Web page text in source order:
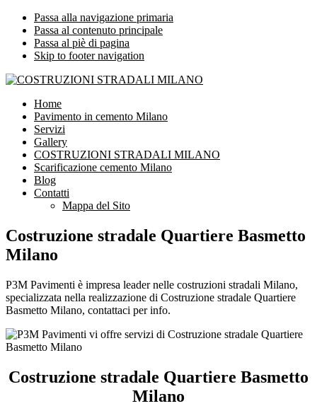
Passa alla navigazione primaria
Passa al contenuto principale
Passa al piè di pagina
Skip to footer navigation
COSTRUZIONI STRADALI MILANO
Impresa leader nelle costruzioni stradali Milano
Home
Pavimento in cemento Milano
Servizi
Gallery
COSTRUZIONI STRADALI MILANO
Scarificazione cemento Milano
Blog
Contatti
Mappa del Sito
Costruzione stradale Quartiere Basmetto
Milano
P3M Pavimenti è impresa leader nelle costruzioni stradali Milano,
specializzata nella realizzazione di Costruzione stradale Quartiere
Basmetto Milano, contattaci per info.
Costruzione stradale Quartiere Basmetto
Milano